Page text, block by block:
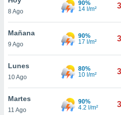
en
más
nuestra
de
8 Ago
90%
14 l/m²
Mañana
9 Ago
90%
17 l/m²
Lunes
10 Ago
80%
10 l/m²
Martes
11 Ago
90%
4.2 l/m²